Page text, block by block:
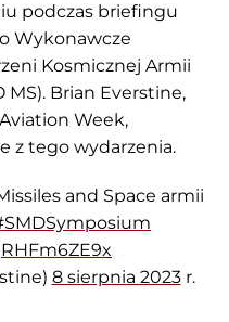
podczas briefingu
Wykonawcze
Kosmicznej Armii
Brian Everstine,
Week,
z tego wydarzenia.
and Space armii
8 sierpnia 2023r.